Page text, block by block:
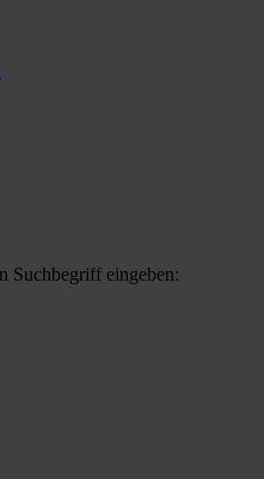
Suchbegriff eingeben: